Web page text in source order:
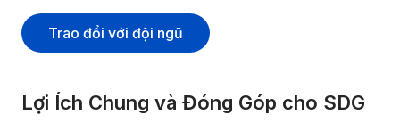
Trao đổi với đội ngũ
Lợi Ích Chung và Đóng Góp cho SDG